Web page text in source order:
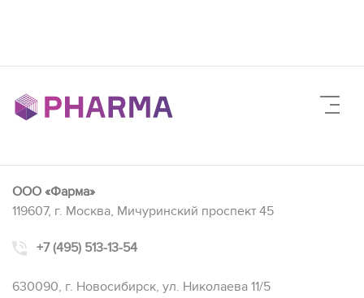
ООО «Фарма»
119607, г. Москва, Мичуринский проспект 45
+7 (495) 513-13-54
630090, г. Новосибирск, ул. Николаева 11/5